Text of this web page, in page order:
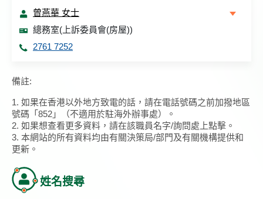
曾燕華 女士
總務室(上訴委員會(房屋))
2761 7252
備註:
1. 如果在香港以外地方致電的話，請在電話號碼之前加撥地區
號碼「852」（不適用於駐海外辦事處）。
2. 如果想查看更多資料，請在該職員名字/詢問處上點擊。
3. 本網站的所有資料均由有關決策局/部門及有關機構提供和
更新。
姓名搜尋